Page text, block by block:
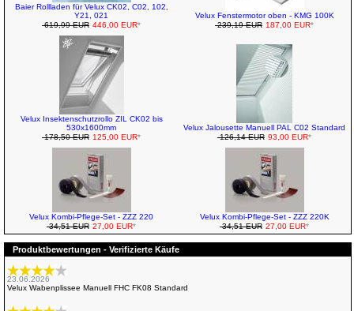
Baier Rollladen für Velux CK02, C02, 102,
Y21, 021
619,99 EUR 446,00 EUR*
Velux Fenstermotor oben - KMG 100K
239,19 EUR 187,00 EUR*
Velux Insektenschutzrollo ZIL CK02 bis
530x1600mm
178,50 EUR 125,00 EUR*
Velux Jalousette Manuell PAL C02 Standard
126,14 EUR 93,00 EUR*
Velux Kombi-Pflege-Set - ZZZ 220
34,51 EUR 27,00 EUR*
Velux Kombi-Pflege-Set - ZZZ 220K
34,51 EUR 27,00 EUR*
Produktbewertungen - Verifizierte Käufe
23.06.2026
Velux Wabenplissee Manuell FHC FK08 Standard